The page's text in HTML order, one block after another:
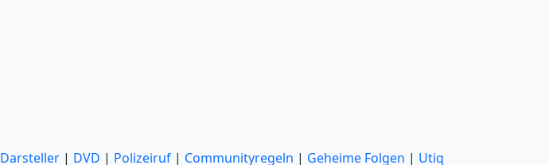
Darsteller | DVD | Polizeiruf | Communityregeln | Geheime Folgen | Utiq